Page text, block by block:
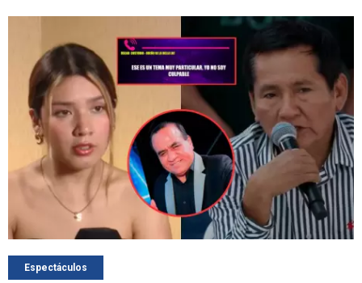
Espectáculos